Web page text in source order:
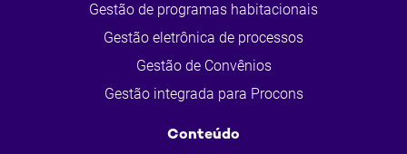
Gestão de programas habitacionais
Gestão eletrônica de processos
Gestão de Convênios
Gestão integrada para Procons
Conteúdo